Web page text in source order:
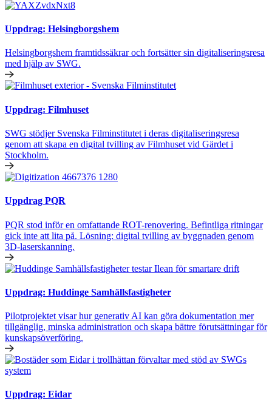
Uppdrag: Helsingborgshem
Helsingborgshem framtidssäkrar och fortsätter sin digitaliseringsresa
med hjälp av SWG.
Uppdrag: Filmhuset
SWG stödjer Svenska Filminstitutet i deras digitaliseringsresa
genom att skapa en digital tvilling av Filmhuset vid Gärdet i
Stockholm.
Uppdrag PQR
PQR stod inför en omfattande ROT-renovering. Befintliga ritningar
gick inte att lita på. Lösning: digital tvilling av byggnaden genom
3D-laserskanning.
Uppdrag: Huddinge Samhällsfastigheter
Pilotprojektet visar hur generativ AI kan göra dokumentation mer
tillgänglig, minska administration och skapa bättre förutsättningar för
kunskapsöverföring.
Uppdrag: Eidar